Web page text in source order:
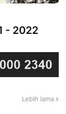
- 2022
Lebih lama